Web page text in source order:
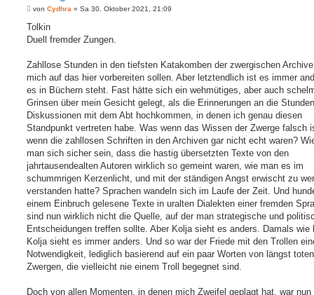
B
i
r
von Cydhra » Sa 30. Oktober 2021, 21:09
Tolkin
Duell fremder Zungen.
Zahllose Stunden in den tiefsten Katakomben der zwergischen
mich auf das hier vorbereiten sollen. Aber letztendlich ist es immer
es in Büchern steht. Fast hätte sich ein wehmütiges, aber auch
Grinsen über mein Gesicht gelegt, als die Erinnerungen an die
Diskussionen mit dem Abt hochkommen, in denen ich genau diesen
Standpunkt vertreten habe. Was wenn das Wissen der Zwerge falsch
wenn die zahllosen Schriften in den Archiven gar nicht echt waren?
man sich sicher sein, dass die hastig übersetzten Texte von den
jahrtausendealten Autoren wirklich so gemeint waren, wie man es im
schummrigen Kerzenlicht, und mit der ständigen Angst erwischt zu
verstanden hatte? Sprachen wandeln sich im Laufe der Zeit. Und
einem Einbruch gelesene Texte in uralten Dialekten einer fremden
sind nun wirklich nicht die Quelle, auf der man strategische und
Entscheidungen treffen sollte. Aber Kolja sieht es anders. Damals wie
Kolja sieht es immer anders. Und so war der Friede mit den Trollen
Notwendigkeit, lediglich basierend auf ein paar Worten von längst toten
Zwergen, die vielleicht nie einem Troll begegnet sind.
Doch von allen Momenten, in denen mich Zweifel geplagt hat, war nun